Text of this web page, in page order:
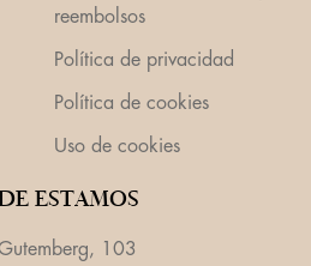
reembolsos
Política de privacidad
Política de cookies
Uso de cookies
ESTAMOS
103